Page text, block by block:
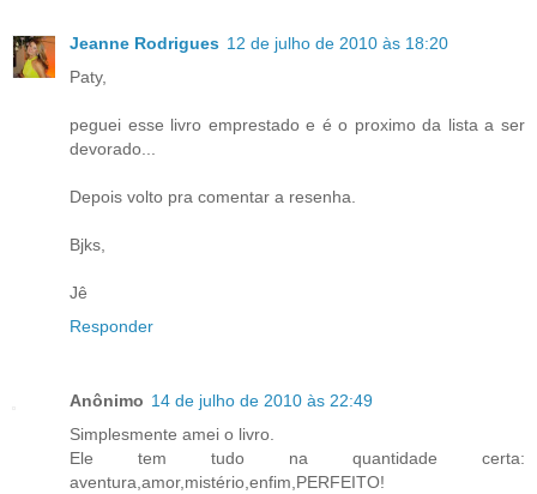
Jeanne Rodrigues 12 de julho de 2010 às 18:20
Paty,
peguei esse livro emprestado e é o proximo da lista a ser
devorado...
Depois volto pra comentar a resenha.
Bjks,
Jê
Responder
Anônimo 14 de julho de 2010 às 22:49
Simplesmente amei o livro.
Ele tem tudo na quantidade certa:
aventura,amor,mistério,enfim,PERFEITO!